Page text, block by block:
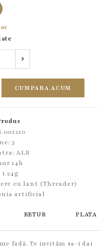
CUMPARA ACUM
5
ALB
14k
cu lant (Threader)
artificial
RETUR PLATA
fadă. Te invităm sa-i dai